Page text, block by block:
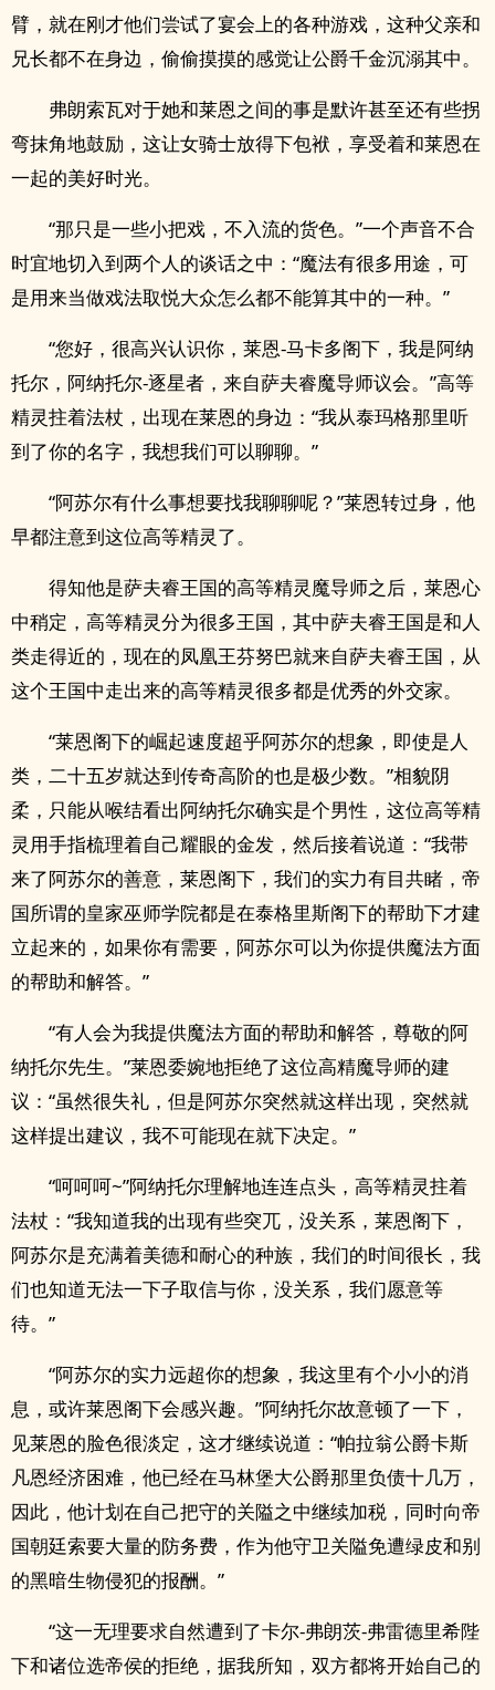
臂，就在刚才他们尝试了宴会上的各种游戏，这种父亲和
兄长都不在身边，偷偷摸摸的感觉让公爵千金沉溺其中。
弗朗索瓦对于她和莱恩之间的事是默许甚至还有些拐
弯抹角地鼓励，这让女骑士放得下包袱，享受着和莱恩在
一起的美好时光。
“那只是一些小把戏，不入流的货色。”一个声音不合
时宜地切入到两个人的谈话之中：“魔法有很多用途，可
是用来当做戏法取悦大众怎么都不能算其中的一种。”
“您好，很高兴认识你，莱恩-马卡多阁下，我是阿纳
托尔，阿纳托尔-逐星者，来自萨夫睿魔导师议会。”高等
精灵拄着法杖，出现在莱恩的身边：“我从泰玛格那里听
到了你的名字，我想我们可以聊聊。”
“阿苏尔有什么事想要找我聊聊呢？”莱恩转过身，他
早都注意到这位高等精灵了。
得知他是萨夫睿王国的高等精灵魔导师之后，莱恩心
中稍定，高等精灵分为很多王国，其中萨夫睿王国是和人
类走得近的，现在的凤凰王芬努巴就来自萨夫睿王国，从
这个王国中走出来的高等精灵很多都是优秀的外交家。
“莱恩阁下的崛起速度超乎阿苏尔的想象，即使是人
类，二十五岁就达到传奇高阶的也是极少数。”相貌阴
柔，只能从喉结看出阿纳托尔确实是个男性，这位高等精
灵用手指梳理着自己耀眼的金发，然后接着说道：“我带
来了阿苏尔的善意，莱恩阁下，我们的实力有目共睹，帝
国所谓的皇家巫师学院都是在泰格里斯阁下的帮助下才建
立起来的，如果你有需要，阿苏尔可以为你提供魔法方面
的帮助和解答。”
“有人会为我提供魔法方面的帮助和解答，尊敬的阿
纳托尔先生。”莱恩委婉地拒绝了这位高精魔导师的建
议：“虽然很失礼，但是阿苏尔突然就这样出现，突然就
这样提出建议，我不可能现在就下决定。”
“呵呵呵~”阿纳托尔理解地连连点头，高等精灵拄着
法杖：“我知道我的出现有些突兀，没关系，莱恩阁下，
阿苏尔是充满着美德和耐心的种族，我们的时间很长，我
们也知道无法一下子取信与你，没关系，我们愿意等
待。”
“阿苏尔的实力远超你的想象，我这里有个小小的消
息，或许莱恩阁下会感兴趣。”阿纳托尔故意顿了一下，
见莱恩的脸色很淡定，这才继续说道：“帕拉翁公爵卡斯
凡恩经济困难，他已经在马林堡大公爵那里负债十几万，
因此，他计划在自己把守的关隘之中继续加税，同时向帝
国朝廷索要大量的防务费，作为他守卫关隘免遭绿皮和别
的黑暗生物侵犯的报酬。”
“这一无理要求自然遭到了卡尔-弗朗茨-弗雷德里希陛
下和诸位选帝侯的拒绝，据我所知，双方都将开始自己的